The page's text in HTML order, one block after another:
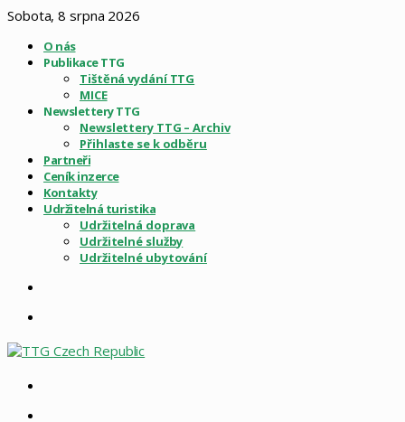
Sobota, 8 srpna 2026
O nás
Publikace TTG
Tištěná vydání TTG
MICE
Newslettery TTG
Newslettery TTG – Archiv
Přihlaste se k odběru
Partneři
Ceník inzerce
Kontakty
Udržitelná turistika
Udržitelná doprava
Udržitelné služby
Udržitelné ubytování